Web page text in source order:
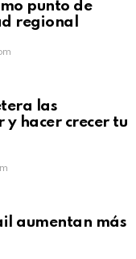
punto de
regional
las
y hacer crecer tu
aumentan más